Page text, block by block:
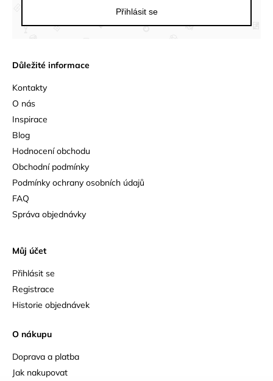
Důležité informace
Kontakty
O nás
Inspirace
Blog
Hodnocení obchodu
Obchodní podmínky
Podmínky ochrany osobních údajů
FAQ
Správa objednávky
Můj účet
Přihlásit se
Registrace
Historie objednávek
O nákupu
Doprava a platba
Jak nakupovat
Přihlásit se